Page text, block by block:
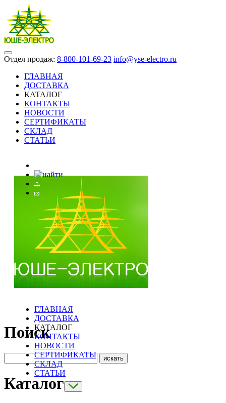
Отдел продаж: 8-800-101-69-23 info@yse-electro.ru
ГЛАВНАЯ
ДОСТАВКА
КАТАЛОГ
КОНТАКТЫ
НОВОСТИ
СЕРТИФИКАТЫ
СКЛАД
СТАТЬИ
ГЛАВНАЯ
ДОСТАВКА
КАТАЛОГ
КОНТАКТЫ
НОВОСТИ
СЕРТИФИКАТЫ
СКЛАД
СТАТЬИ
Поиск
Каталог